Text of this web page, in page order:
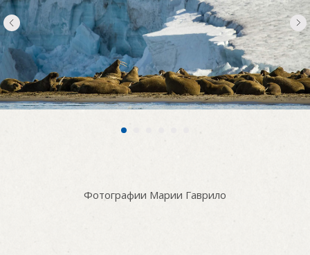
Фотографии Марии Гаврило